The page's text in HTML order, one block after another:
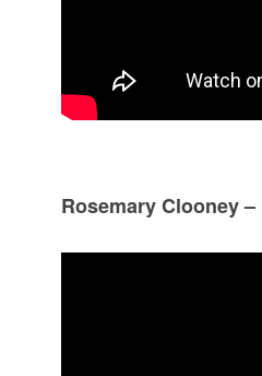
Rosemary Clooney